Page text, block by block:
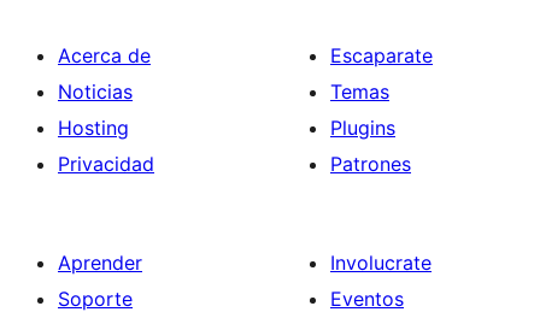
Acerca de
Noticias
Hosting
Privacidad
Escaparate
Temas
Plugins
Patrones
Aprender
Soporte
Involucrate
Eventos